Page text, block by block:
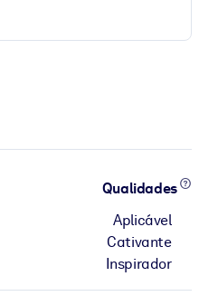
Qualidades
Aplicável
Cativante
Inspirador